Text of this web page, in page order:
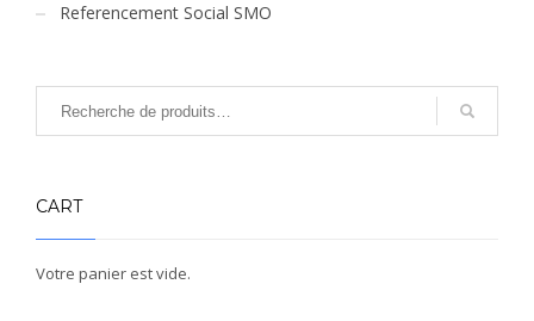
Referencement Social SMO
CART
Votre panier est vide.